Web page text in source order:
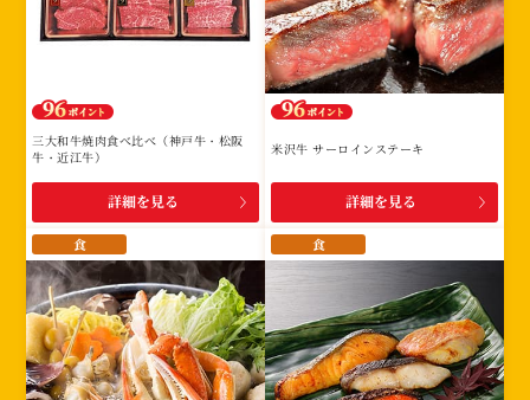
三大和牛焼肉食べ比べ（神戸牛・松阪
牛・近江牛）
詳細を見る
米沢牛 サーロインステーキ
詳細を見る
食 食